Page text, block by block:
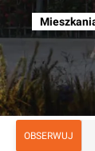
OBSERWUJ